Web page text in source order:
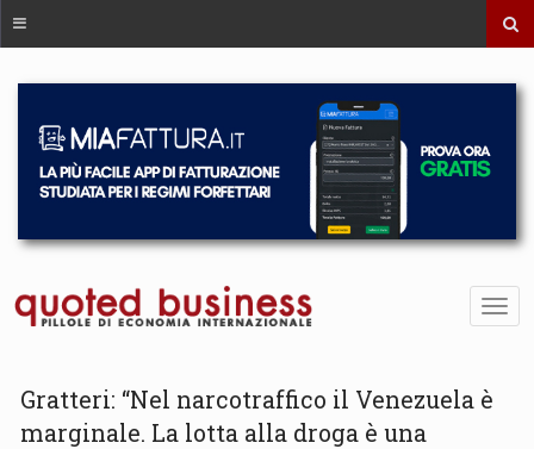
Gratteri: “Nel narcotraffico il Venezuela è
marginale. La lotta alla droga è una